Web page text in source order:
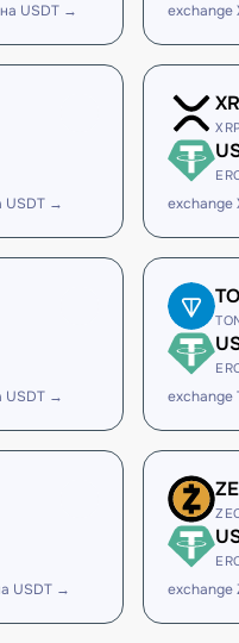
USDT → exchange
USDT → exchange
USDT → exchange
USDT → exchange